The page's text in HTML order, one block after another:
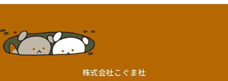
株式会社こぐま社